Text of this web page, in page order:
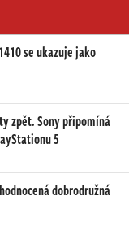
se ukazuje jako
zpět. Sony připomíná
5
dobrodružná